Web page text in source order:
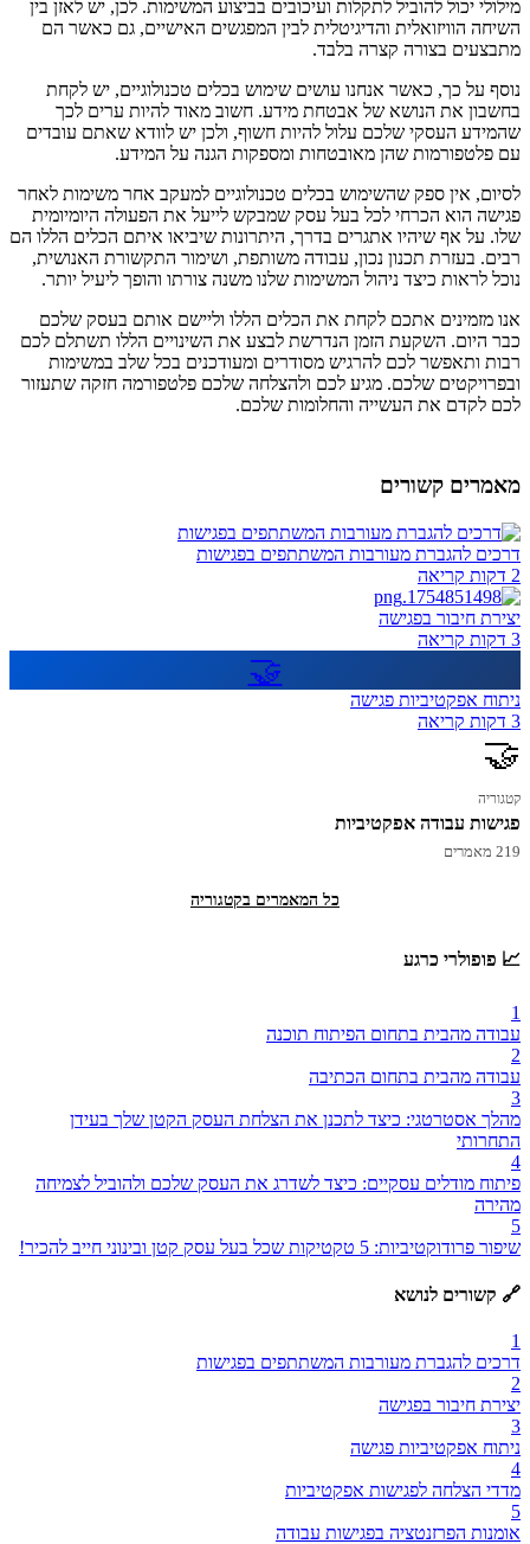
מילולי יכול להוביל לתקלות ועיכובים בביצוע המשימות. לכן, יש לאזן בין
השיחה הוויזואלית והדיגיטלית לבין המפגשים האישיים, גם כאשר הם
מתבצעים בצורה קצרה בלבד.
נוסף על כך, כאשר אנחנו עושים שימוש בכלים טכנולוגיים, יש לקחת
בחשבון את הנושא של אבטחת מידע. חשוב מאוד להיות ערים לכך
שהמידע העסקי שלכם עלול להיות חשוף, ולכן יש לוודא שאתם עובדים
עם פלטפורמות שהן מאובטחות ומספקות הגנה על המידע.
לסיום, אין ספק שהשימוש בכלים טכנולוגיים למעקב אחר משימות לאחר
פגישה הוא הכרחי לכל בעל עסק שמבקש לייעל את הפעולה היומיומית
שלו. על אף שיהיו אתגרים בדרך, היתרונות שיביאו איתם הכלים הללו הם
רבים. בעזרת תכנון נכון, עבודה משותפת, ושימור התקשורת האנושית,
נוכל לראות כיצד ניהול המשימות שלנו משנה צורתו והופך ליעיל יותר.
אנו מזמינים אתכם לקחת את הכלים הללו וליישם אותם בעסק שלכם
כבר היום. השקעת הזמן הנדרשת לבצע את השינויים הללו תשתלם לכם
רבות ותאפשר לכם להרגיש מסודרים ומעודכנים בכל שלב במשימות
ובפרויקטים שלכם. מגיע לכם ולהצלחה שלכם פלטפורמה חזקה שתעזור
לכם לקדם את העשייה והחלומות שלכם.
מאמרים קשורים
דרכים להגברת מעורבות המשתתפים בפגישות
2 דקות קריאה
יצירת חיבור בפגישה
3 דקות קריאה
🤝
ניתוח אפקטיביות פגישה
3 דקות קריאה
🤝
קטגוריה
פגישות עבודה אפקטיביות
219 מאמרים
כל המאמרים בקטגוריה
📈 פופולרי כרגע
1
עבודה מהבית בתחום הפיתוח תוכנה
2
עבודה מהבית בתחום הכתיבה
3
מהלך אסטרטגי: כיצד לתכנן את הצלחת העסק הקטן שלך בעידן
התחרותי
4
פיתוח מודלים עסקיים: כיצד לשדרג את העסק שלכם ולהוביל לצמיחה
מהירה
5
שיפור פרודוקטיביות: 5 טקטיקות שכל בעל עסק קטן ובינוני חייב להכיר!
🔗 קשורים לנושא
1
דרכים להגברת מעורבות המשתתפים בפגישות
2
יצירת חיבור בפגישה
3
ניתוח אפקטיביות פגישה
4
מדדי הצלחה לפגישות אפקטיביות
5
אומנות הפרזנטציה בפגישות עבודה